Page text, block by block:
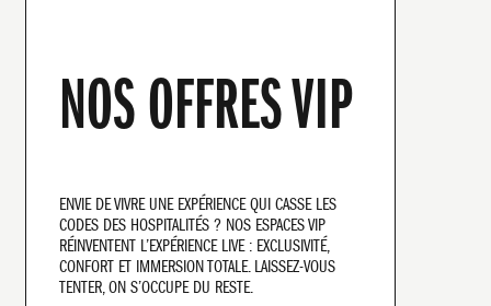
NOS OFFRES VIP
ENVIE DE VIVRE UNE EXPÉRIENCE QUI CASSE LES
CODES DES HOSPITALITÉS ? NOS ESPACES VIP
RÉINVENTENT L’EXPÉRIENCE LIVE : EXCLUSIVITÉ,
CONFORT ET IMMERSION TOTALE. LAISSEZ-VOUS
TENTER, ON S’OCCUPE DU RESTE.